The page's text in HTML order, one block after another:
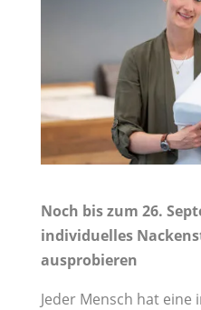
Noch bis zum 26.
individuelles
ausprobieren
Jeder Mensch hat